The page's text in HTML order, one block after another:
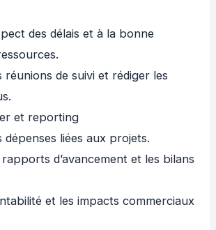
des délais et à la bonne
réunions de suivi et rédiger les
et reporting
liées aux projets.
d’avancement et les bilans
et les impacts commerciaux